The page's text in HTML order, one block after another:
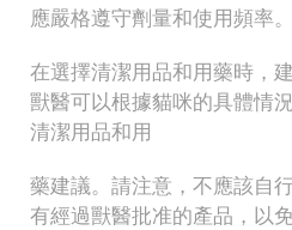
應嚴格遵守劑量和使用頻率。
在選擇清潔用品和用藥時，
獸醫可以根據貓咪的具體情
清潔用品和用
藥建議。請注意，不應該自
有經過獸醫批准的產品，以